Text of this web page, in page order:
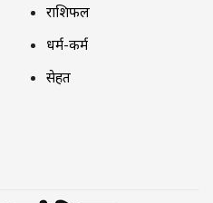
राशिफल
धर्म-कर्म
सेहत